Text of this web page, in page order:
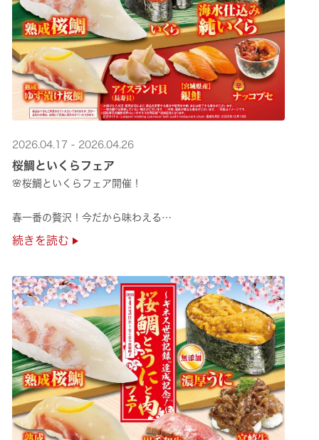
2026.04.17 - 2026.04.26
桜鯛といくらフェア
🌸桜鯛といくらフェア開催！
春一番の贅沢！今だから味わえる
旬の旨さの熟成🌸桜鯛と
是非お越しください✨
続きを読む